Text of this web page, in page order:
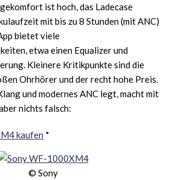
ist hoch, das Ladecase
mit bis zu 8 Stunden (mit ANC)
bietet viele
etwa einen Equalizer und
Kleinere Kritikpunkte sind die
Ohrhörer und der recht hohe Preis.
und modernes ANC legt, macht mit
nichts falsch:
kaufen *
© Sony